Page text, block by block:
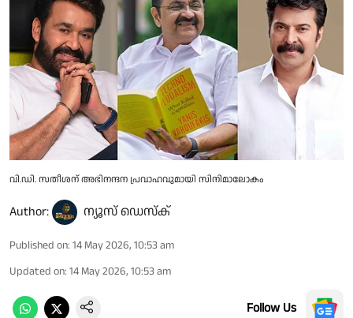
വി.ഡി. സതീശന് അഭിനന്ദന പ്രവാഹവുമായി സിനിമാലോകം
Author: ന്യൂസ് ഡെസ്ക്
Published on: 14 May 2026, 10:53 am
Updated on: 14 May 2026, 10:53 am
Follow Us